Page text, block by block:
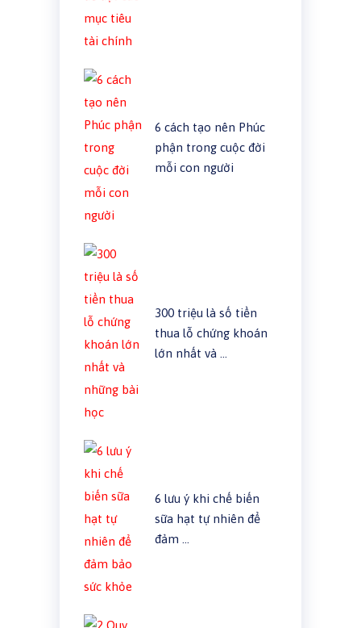
6 cách tạo nên Phúc
phận trong cuộc đời
mỗi con người
300 triệu là số tiền
thua lỗ chứng khoán
lớn nhất và …
6 lưu ý khi chế biến
sữa hạt tự nhiên để
đảm …